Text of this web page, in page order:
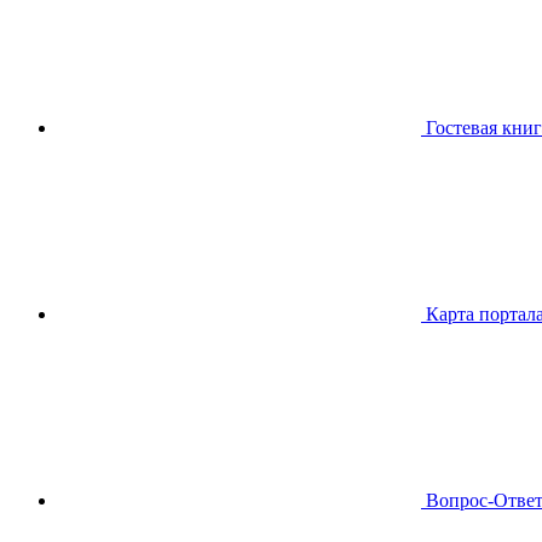
Гостевая
Карта
Вопрос-Ответ